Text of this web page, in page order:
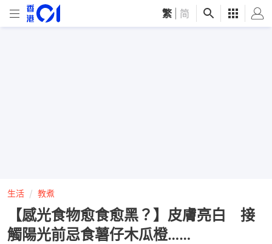
繁 简
生活 教煮
【感光食物愈食愈黑？】皮膚亮白 接
觸陽光前忌食薯仔木瓜橙……